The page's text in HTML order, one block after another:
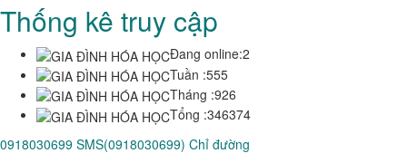
Thống kê truy cập
Đang online:2
Tuần :555
Tháng :926
Tổng :346374
0918030699 SMS(0918030699) Chỉ đường